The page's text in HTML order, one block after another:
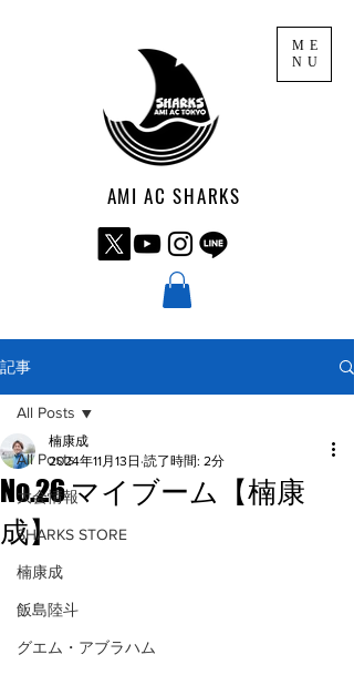
ME
NU
AMI AC SHARKS
記事
All Posts
大会情報
SHARKS STORE
楠康成
飯島陸斗
グエム・アブラハム
All Posts
No.26 マイブーム【楠康
成】
楠康成
2024年11月13日 読了時間: 2分